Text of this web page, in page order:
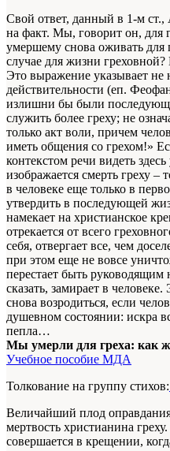
Свой ответ, данный в 1-м
на факт. Мы, говорит он, для
умершему снова оживать
случае для жизни греховной?
Это выражение указывает не
действительности (еп.
излишни бы были
служить более греху; не
только акт воли, причем
иметь общения со грехом!»
контекстом речи видеть
изображается смерть греху –
в человеке еще только в
утвердить в последующей
намекает на христианское
отрекается от всего
себя, отвергает все, чем
при этом еще не вовсе
перестает быть руководящим
сказать, замирает в
снова возродиться, если
душевном состоянии: искра
пепла…
Мы умерли для греха: как
Учебное пособие МДА
Толкование на группу стихов:
Величайший плод
мертвость христианина
совершается в крещении,